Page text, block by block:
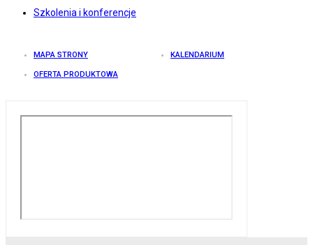
Szkolenia i konferencje
MAPA STRONY KALENDARIUM
OFERTA PRODUKTOWA